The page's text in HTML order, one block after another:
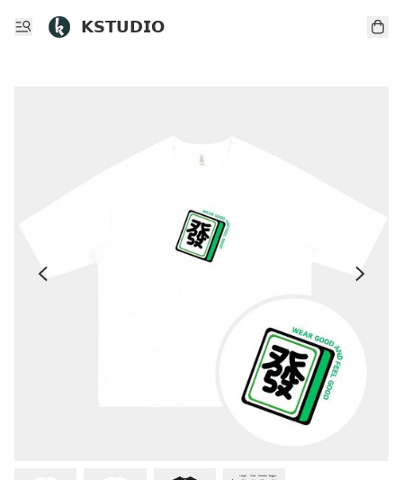
𝗞𝗦𝗧𝗨𝗗𝗜𝗢